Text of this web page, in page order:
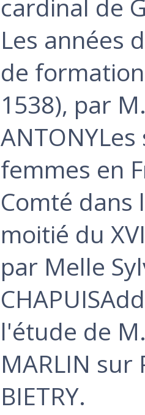
cardinal de
Les années
de
1538), par
ANTONYLes
femmes en
Comté dans
moitié du
par Melle
l'étude de
MARLIN sur
BIETRY. ‎